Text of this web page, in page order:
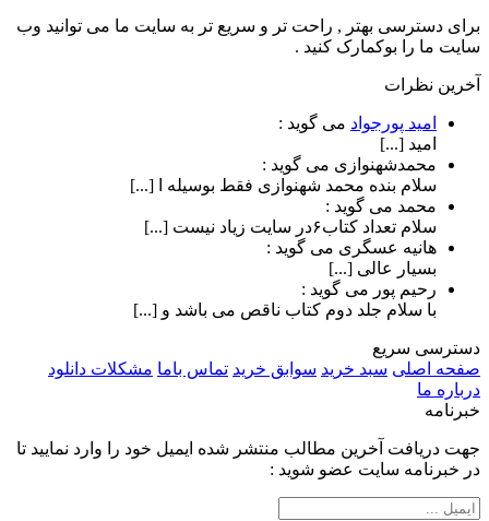
برای دسترسی بهتر , راحت تر و سریع تر به سایت ما می توانید وب
سایت ما را بوکمارک کنید .
آخرین نظرات
امید پورجواد می گوید :
امید [...]
محمدشهنوازی می گوید :
سلام بنده محمد شهنوازی فقط بوسیله ا [...]
محمد می گوید :
سلام تعداد کتاب۶در سایت زیاد نیست [...]
هانیه عسگری می گوید :
بسیار عالی [...]
رحیم پور می گوید :
با سلام جلد دوم کتاب ناقص می باشد و [...]
دسترسی سریع
صفحه اصلی سبد خرید سوابق خرید تماس باما مشکلات دانلود
درباره ما
خبرنامه
جهت دریافت آخرین مطالب منتشر شده ایمیل خود را وارد نمایید تا
در خبرنامه سایت عضو شوید :